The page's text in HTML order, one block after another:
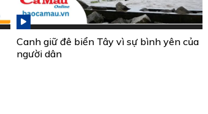
Canh giữ đê biển Tây vì sự bình yên của
người dân